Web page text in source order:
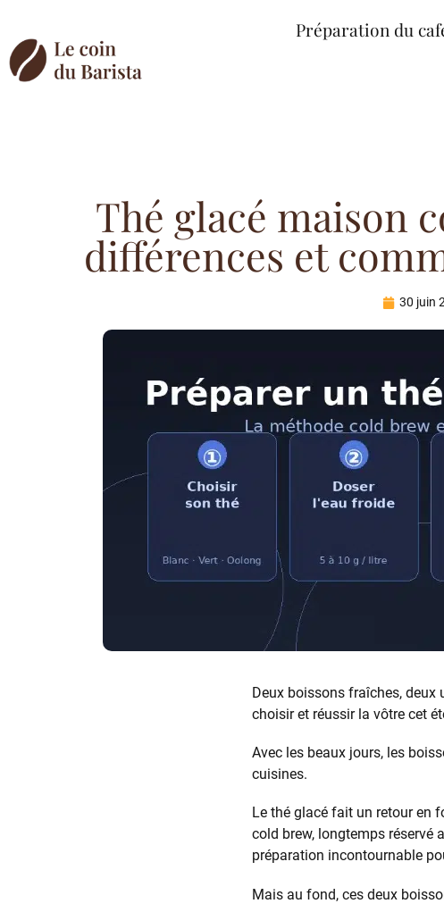
Préparation du
Thé glacé maison
différences et
30 juin
Deux boissons fraîches, deux
choisir et réussir la vôtre cet
Avec les beaux jours, les
cuisines.
Le thé glacé fait un retour en
cold brew, longtemps réservé
préparation incontournable
Mais au fond, ces deux